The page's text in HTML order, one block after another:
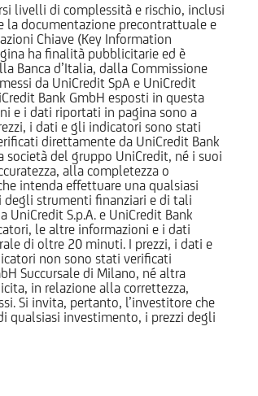
livelli di complessità e rischio, inclusi
documentazione precontrattuale e
Chiave (Key Information
ha finalità pubblicitarie ed è
Banca d’Italia, dalla Commissione
da UniCredit SpA e UniCredit
Bank GmbH esposti in questa
e i dati riportati in pagina sono a
i dati e gli indicatori sono stati
direttamente da UniCredit Bank
del gruppo UniCredit, né i suoi
alla completezza o
intenda effettuare una qualsiasi
degli strumenti finanziari e di tali
S.p.A. e UniCredit Bank
le altre informazioni e i dati
di oltre 20 minuti. I prezzi, i dati e
non sono stati verificati
Succursale di Milano, né altra
in relazione alla correttezza,
Si invita, pertanto, l’investitore che
qualsiasi investimento, i prezzi degli